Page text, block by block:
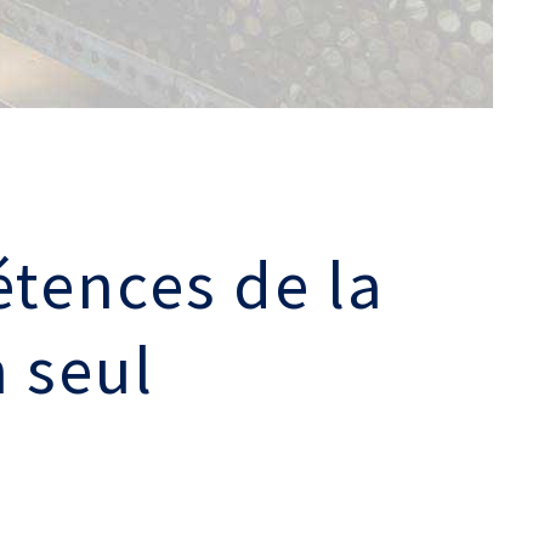
Retrouvons nous sur les réseaux sociaux
de la
seul